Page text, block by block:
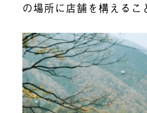
の場所に店舗を構えるこ